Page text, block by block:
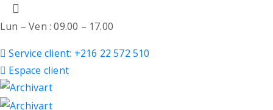
Lun – Ven : 09.00 – 17.00
Service client: +216 22 572 510
Espace client